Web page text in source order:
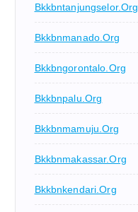
Bkkbntanjungselor.org
Bkkbnmanado.org
Bkkbngorontalo.org
Bkkbnpalu.org
Bkkbnmamuju.org
Bkkbnmakassar.org
Bkkbnkendari.org